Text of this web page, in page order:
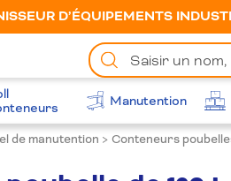
D’ÉQUIPEMENTS
Chercher
un
produit
Manutention
de manutention > Conteneurs